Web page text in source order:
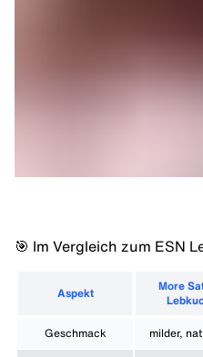
🎯 Im Vergleich zum ESN
Aspekt
More
Geschmack milder,